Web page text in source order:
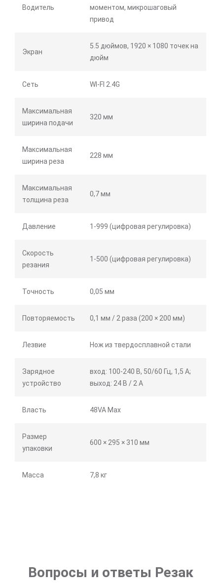
Водитель
моментом, микрошаговый
привод
Экран
5.5 дюймов, 1920 × 1080 точек на
дюйм
Сеть WI-FI 2.4G
Максимальная
ширина подачи
320 мм
Максимальная
ширина реза
228 мм
Максимальная
толщина реза
0,7 мм
Давление 1-999 (цифровая регулировка)
Скорость
резания
1-500 (цифровая регулировка)
Точность 0,05 мм
Повторяемость 0,1 мм / 2 раза (200 × 200 мм)
Лезвие Нож из твердосплавной стали
Зарядное
устройство
вход: 100-240 В, 50/60 Гц, 1,5 А;
выход: 24 В / 2 А
Власть 48VA Max
Размер
упаковки
600 × 295 × 310 мм
Масса 7,8 кг
Вопросы и ответы Резак